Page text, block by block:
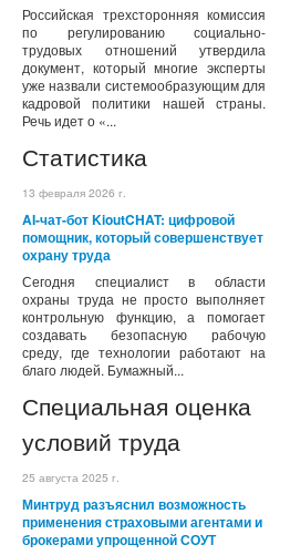
Российская трехсторонняя комиссия
по регулированию социально-
трудовых отношений утвердила
документ, который многие эксперты
уже назвали системообразующим для
кадровой политики нашей страны.
Речь идет о «...
Статистика
13 февраля 2026 г.
AI-чат-бот KioutCHAT: цифровой
помощник, который совершенствует
охрану труда
Сегодня специалист в области
охраны труда не просто выполняет
контрольную функцию, а помогает
создавать безопасную рабочую
среду, где технологии работают на
благо людей. Бумажный...
Специальная оценка
условий труда
25 августа 2025 г.
Минтруд разъяснил возможность
применения страховыми агентами и
брокерами упрощенной СОУТ